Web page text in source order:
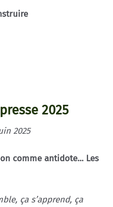
2025
2025
comme antidote... Les
ça s’apprend, ça